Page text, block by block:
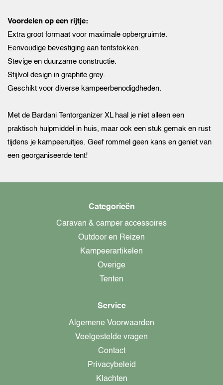
Voordelen op een rijtje:
Extra groot formaat voor maximale opbergruimte.
Eenvoudige bevestiging aan tentstokken.
Stevige en duurzame constructie.
Stijlvol design in graphite grey.
Geschikt voor diverse kampeerbenodigdheden.
Met de Bardani Tentorganizer XL haal je niet alleen een
praktisch hulpmiddel in huis, maar ook een stuk gemak en rust
tijdens je kampeeruitjes. Geef rommel geen kans en geniet van
een georganiseerde tent!
Categorieën
Caravan & camper accessoires
Outdoor en Reizen
Kampeerartikelen
Overige
Tenten
Service
Algemene Voorwaarden
Veelgestelde vragen
Contact
Privacybeleid
Klachten